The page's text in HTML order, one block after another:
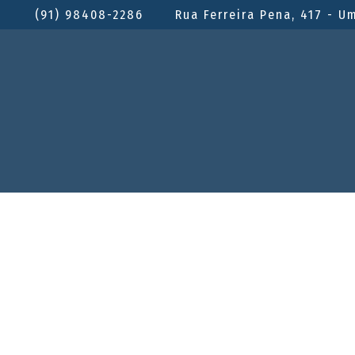
(91) 98408-2286 Rua Ferreira Pena, 417 -